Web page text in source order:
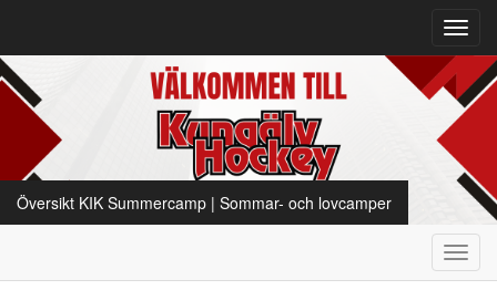
Översikt KIK Summercamp | Sommar- och lovcamper